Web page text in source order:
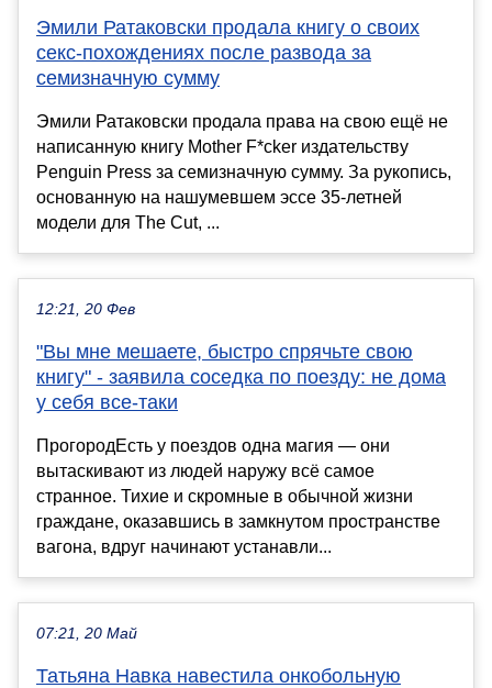
Эмили Ратаковски продала книгу о своих
секс-похождениях после развода за
семизначную сумму
Эмили Ратаковски продала права на свою ещё не
написанную книгу Mother F*cker издательству
Penguin Press за семизначную сумму. За рукопись,
основанную на нашумевшем эссе 35-летней
модели для The Cut, ...
12:21, 20 Фев
"Вы мне мешаете, быстро спрячьте свою
книгу" - заявила соседка по поезду: не дома
у себя все-таки
ПрогородЕсть у поездов одна магия — они
вытаскивают из людей наружу всё самое
странное. Тихие и скромные в обычной жизни
граждане, оказавшись в замкнутом пространстве
вагона, вдруг начинают устанавли...
07:21, 20 Май
Татьяна Навка навестила онкобольную